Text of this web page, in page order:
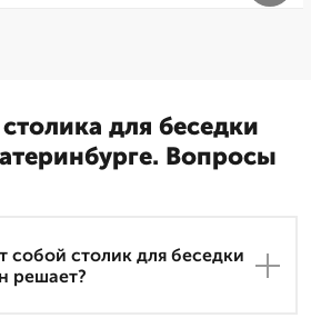
для беседки
Вопросы
собой столик для беседки
решает?